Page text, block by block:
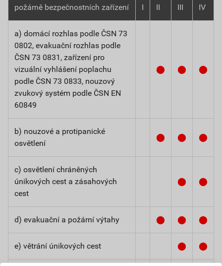
požárně bezpečnostních zařízení
I II III IV
a) domácí rozhlas podle ČSN 73
0802, evakuační rozhlas podle
ČSN 73 0831, zařízení pro
vizuální vyhlášení poplachu
podle ČSN 73 0833, nouzový
zvukový systém podle ČSN EN
60849
⬤ ⬤ ⬤
b) nouzové a protipanické
osvětlení
⬤ ⬤ ⬤
c) osvětlení chráněných
únikových cest a zásahových
cest
⬤ ⬤
d) evakuační a požární výtahy ⬤ ⬤ ⬤
e) větrání únikových cest ⬤ ⬤